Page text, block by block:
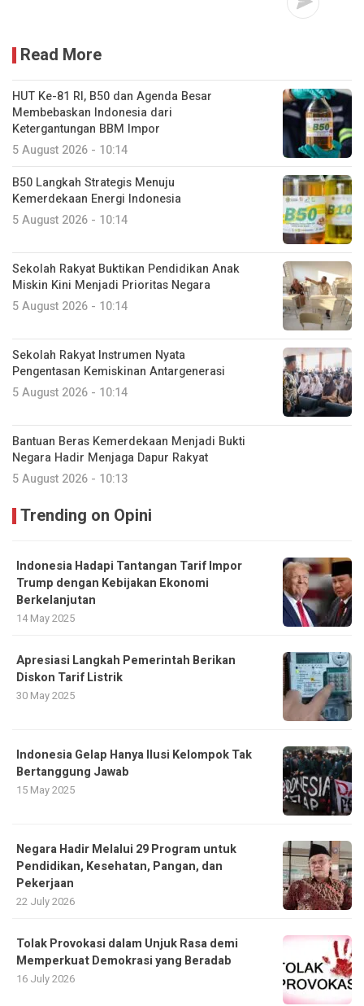
Read More
HUT Ke-81 RI, B50 dan Agenda Besar
Membebaskan Indonesia dari
Ketergantungan BBM Impor
5 August 2026 - 10:14
B50 Langkah Strategis Menuju
Kemerdekaan Energi Indonesia
5 August 2026 - 10:14
Sekolah Rakyat Buktikan Pendidikan Anak
Miskin Kini Menjadi Prioritas Negara
5 August 2026 - 10:14
Sekolah Rakyat Instrumen Nyata
Pengentasan Kemiskinan Antargenerasi
5 August 2026 - 10:14
Bantuan Beras Kemerdekaan Menjadi Bukti
Negara Hadir Menjaga Dapur Rakyat
5 August 2026 - 10:13
Trending on Opini
Indonesia Hadapi Tantangan Tarif Impor
Trump dengan Kebijakan Ekonomi
Berkelanjutan
14 May 2025
Apresiasi Langkah Pemerintah Berikan
Diskon Tarif Listrik
30 May 2025
Indonesia Gelap Hanya Ilusi Kelompok Tak
Bertanggung Jawab
15 May 2025
Negara Hadir Melalui 29 Program untuk
Pendidikan, Kesehatan, Pangan, dan
Pekerjaan
22 July 2026
Tolak Provokasi dalam Unjuk Rasa demi
Memperkuat Demokrasi yang Beradab
16 July 2026